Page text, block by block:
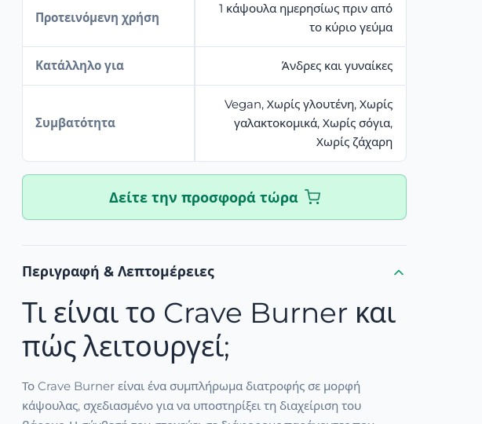
Προτεινόμενη χρήση
1 κάψουλα ημερησίως πριν από
το κύριο γεύμα
Κατάλληλο για Άνδρες και γυναίκες
Συμβατότητα
Vegan, Χωρίς γλουτένη, Χωρίς
γαλακτοκομικά, Χωρίς σόγια,
Χωρίς ζάχαρη
Δείτε την προσφορά τώρα
Περιγραφή & Λεπτομέρειες
Τι είναι το Crave Burner και
πώς λειτουργεί;
Το Crave Burner είναι ένα συμπλήρωμα διατροφής σε μορφή
κάψουλας, σχεδιασμένο για να υποστηρίξει τη διαχείριση του